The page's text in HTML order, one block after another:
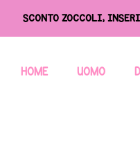
SCONTO ZOCCOLI,
HOME UOMO